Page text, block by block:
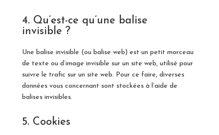
4. Qu’est-ce qu’une balise
invisible ?
Une balise invisible (ou balise web) est un petit morceau
de texte ou d’image invisible sur un site web, utilisé pour
suivre le trafic sur un site web. Pour ce faire, diverses
données vous concernant sont stockées à l’aide de
balises invisibles.
5. Cookies